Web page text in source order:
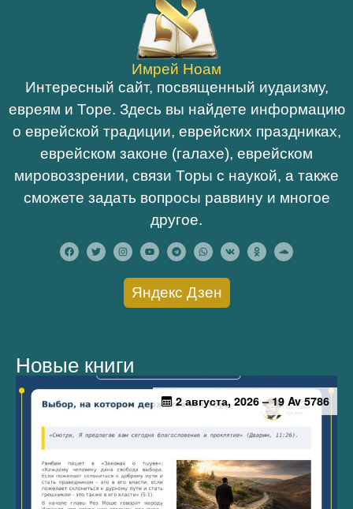
Имрей Ноам
Интересный сайт, посвященный иудаизму,
евреям и Торе. Здесь вы найдете информацию
о еврейской традиции, еврейских праздниках,
еврейском законе (галахе), еврейском
мировоззрении, связи Торы с наукой, а также
сможете задать вопросы раввину и многое
другое.
Яндекс Дзен
Новые книги